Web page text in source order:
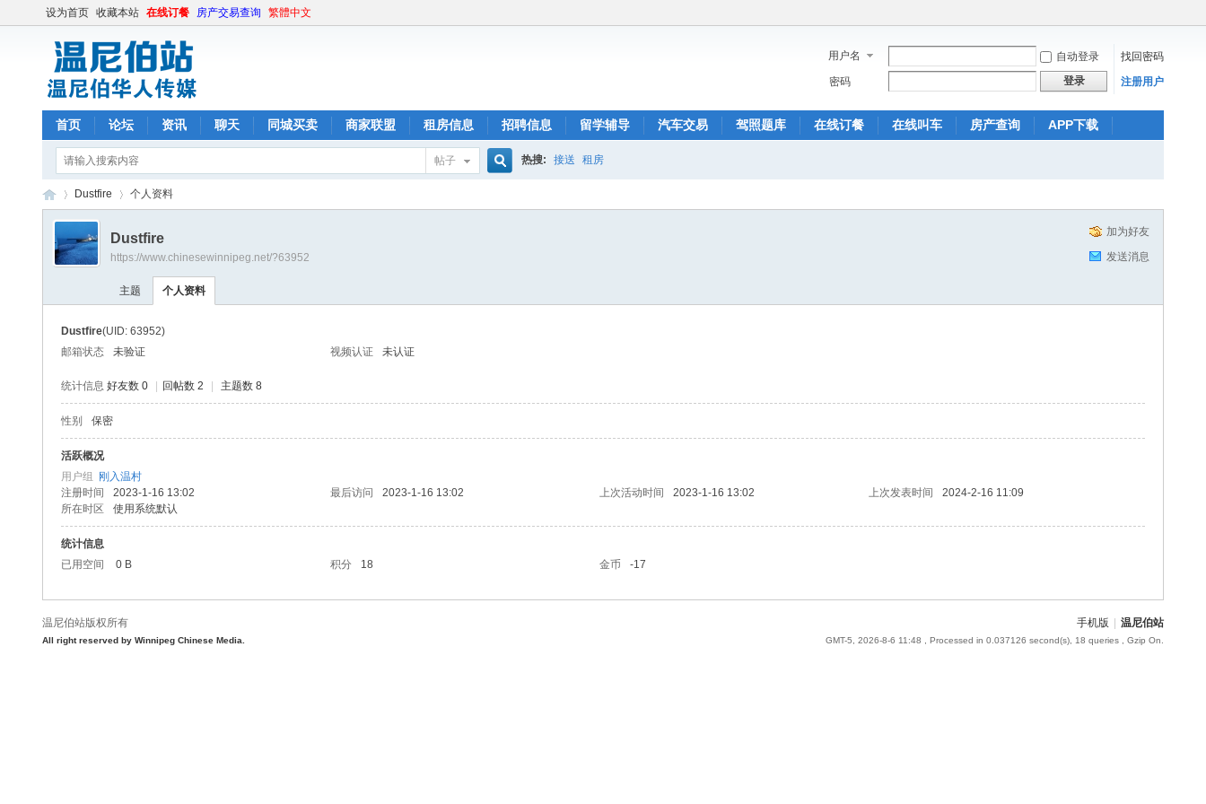
设为首页 收藏本站 在线订餐 房产交易查询 繁體中文
用户名 自动登录
找回密码
密码
登录 注册用户
首页 论坛 资讯 聊天 同城买卖 商家联盟 租房信息 招聘信息 留学辅导 汽车交易 驾照题库 在线订餐 在线叫车 房产查询 APP下载
帖子 热搜: 接送 租房
伯
›
Dustfire 个人资料
加为好友
发送消息
Dustfire
https://www.chinesewinnipeg.net/?63952
主题 个人资料
Dustfire(UID: 63952)
邮箱状态
未验证 视频认证 未认证
统计信息 好友数 0 回帖数 2 主题数 8
性别 保密
活跃概况
用户组 刚入温村
注册时间
2023-1-16 13:02 最后访问 2023-1-16 13:02 上次活动时间 2023-1-16 13:02 上次发表时间
2024-2-16 11:09
所在时区
使用系统默认
统计信息
已用空间
0 B 积分 18 金币 -17
手机版 温尼伯站
GMT-5, 2026-8-6 11:48 , Processed in 0.037126 second(s), 18 queries , Gzip On.
温尼伯站版权所有
All right reserved by Winnipeg Chinese Media.